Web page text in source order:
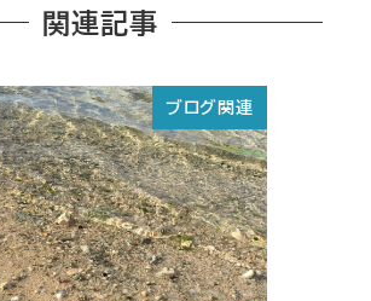
関連記事
ブログ関連